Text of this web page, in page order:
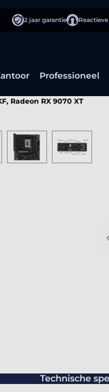
2 jaar garantie
Professioneel
Radeon RX 9070 XT
Technische